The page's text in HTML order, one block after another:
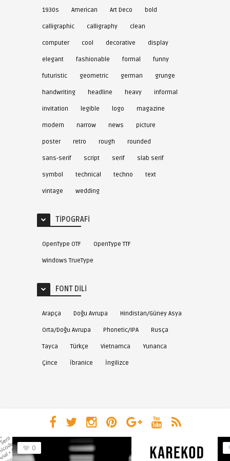
1930s American Art Deco bold
calligraphic calligraphy clean
computer cool decorative display
elegant fashionable formal funny
futuristic geometric german grunge
handwriting headline heavy informal
invitation legible logo magazine
modern narrow news picture
poster retro rough rounded
sans-serif script serif slab serif
symbol technical techno text
vintage wedding
TIPOGRAFI
OpenType OTF OpenType TTF
Windows TrueType
FONT DILI
Arapça Doğu Avrupa Hindistan/Güney Asya
Orta/Doğu Avrupa Phonetic/IPA Rusça
Tayca Türkçe Vietnamca Yunanca
Çince İbranice İngilizce
0